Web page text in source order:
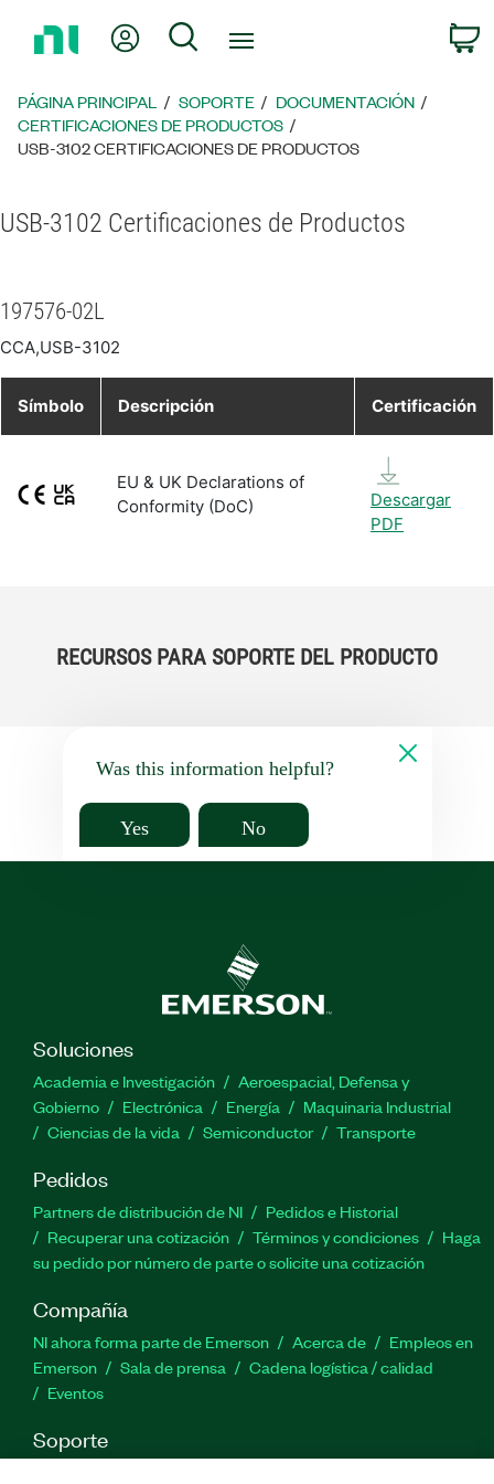
página
principal
Mi cuentaBúsqueda
PÁGINA PRINCIPAL SOPORTE
DOCUMENTACIÓN
CERTIFICACIONES DE PRODUCTOS
USB-3102 CERTIFICACIONES DE PRODUCTOS
USB-3102 Certificaciones de Productos
197576-02L
CCA,USB-3102
Símbolo Descripción Certificación
EU & UK Declarations of
Conformity (DoC)
Descargar
PDF
RECURSOS PARA SOPORTE DEL PRODUCTO
Was this information helpful?
Yes No
Soluciones
Academia e Investigación
Aeroespacial, Defensa y
Gobierno
Electrónica Energía
Maquinaria Industrial
Ciencias de la vida
Semiconductor Transporte
Pedidos
Partners de distribución de NI
Pedidos e Historial
Recuperar una cotización
Términos y condiciones
Haga
su pedido por número de parte o solicite una cotización
Compañía
NI ahora forma parte de Emerson Acerca de
Empleos en
Emerson
Sala de prensa
Cadena logística / calidad
Eventos
Soporte